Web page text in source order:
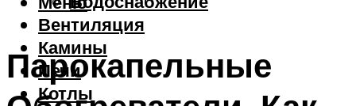
Вентиляция
Камины
Печи
Котлы
Парокапельные